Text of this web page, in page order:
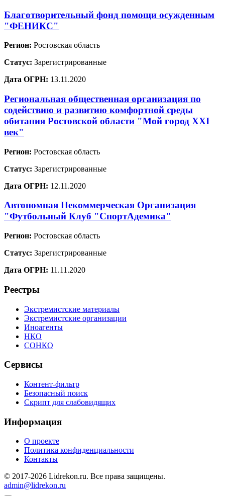
Благотворительный фонд помощи осужденным
"ФЕНИКС"
Регион: Ростовская область
Статус: Зарегистрированные
Дата ОГРН: 13.11.2020
Региональная общественная организация по
содействию и развитию комфортной среды
обитания Ростовской области "Мой город XXI
век"
Регион: Ростовская область
Статус: Зарегистрированные
Дата ОГРН: 12.11.2020
Автономная Некоммерческая Организация
"Футбольный Клуб "СпортАдемика"
Регион: Ростовская область
Статус: Зарегистрированные
Дата ОГРН: 11.11.2020
Реестры
Экстремистские материалы
Экстремистские организации
Иноагенты
НКО
СОНКО
Сервисы
Контент-фильтр
Безопасный поиск
Скрипт для слабовидящих
Информация
О проекте
Политика конфиденциальности
Контакты
© 2017-2026 Lidrekon.ru. Все права защищены.
admin@lidrekon.ru